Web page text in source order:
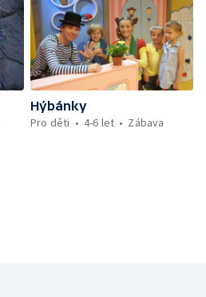
Hýbánky
Pro děti
4-6 let Zábava